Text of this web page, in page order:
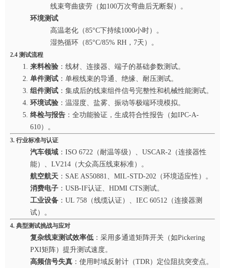
线束弯曲疲劳（如100万次弯曲后无断裂）。
环境测试
高温老化（85°C下持续1000小时）。
湿热循环（85°C/85% RH，7天）。
2.4 测试流程
来料检验 ：线材、连接器、端子的基础参数测试。
单件测试 ：单根线束的导通、绝缘、耐压测试。
组件测试 ：集成后的线束组件信号完整性和机械性能测试。
环境试验 ：温湿度、盐雾、振动等极端环境模拟。
终检与报告 ：全功能验证，生成符合性报告（如IPC-A-
610）。
3. 行业标准与认证
汽车领域 ：ISO 6722（耐温等级）、USCAR-2（连接器性
能）、LV214（大众高压线束标准）。
航空航天 ：SAE AS50881、MIL-STD-202（环境适应性）。
消费电子 ：USB-IF认证、HDMI CTS测试。
工业设备 ：UL 758（线缆认证）、IEC 60512（连接器测
试）。
4. 典型测试挑战与应对
复杂线束测试效率低 ：采用多通道矩阵开关（如Pickering
PXI矩阵）提升测试速度。
高频信号失真 ：使用时域反射计（TDR）定位阻抗突变点。